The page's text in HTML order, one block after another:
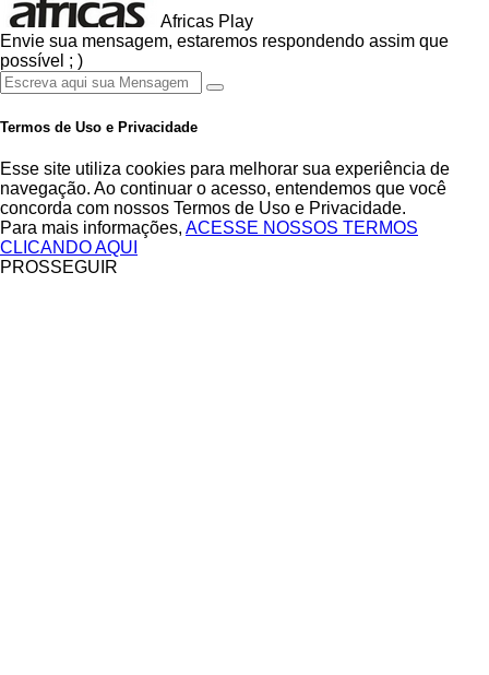
Africas Play
Envie sua mensagem, estaremos respondendo assim que
possível ; )
Termos de Uso e Privacidade
Esse site utiliza cookies para melhorar sua experiência de
navegação. Ao continuar o acesso, entendemos que você
concorda com nossos Termos de Uso e Privacidade.
Para mais informações, ACESSE NOSSOS TERMOS
CLICANDO AQUI
PROSSEGUIR